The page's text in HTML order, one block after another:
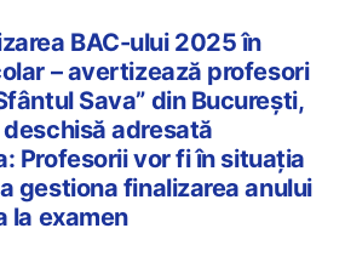
BAC-ului 2025 în
– avertizează profesori
Sava” din București,
adresată
Profesorii vor fi în situația
gestiona finalizarea anului
la examen